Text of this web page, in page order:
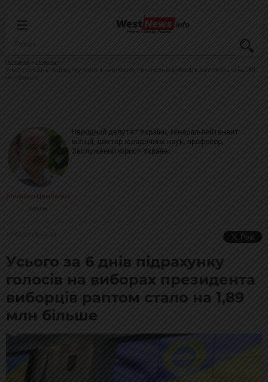
Головна
Новини
Усього за 6 днів підрахунку голосів на виборах президента виборців раптом стало на 1,89
млн більше
Михайло Цимбалюк
ПОЛІТИК
Народний депутат України, генерал-лейтенант
міліції, доктор юридичних наук, професор,
Заслужений юрист України
Усього за 6 днів підрахунку
голосів на виборах президента
виборців раптом стало на 1,89
млн більше